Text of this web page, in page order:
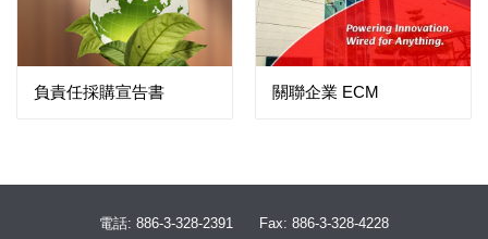
負責任採購宣告書 關聯企業 ECM
電話: 886-3-328-2391 Fax: 886-3-328-4228